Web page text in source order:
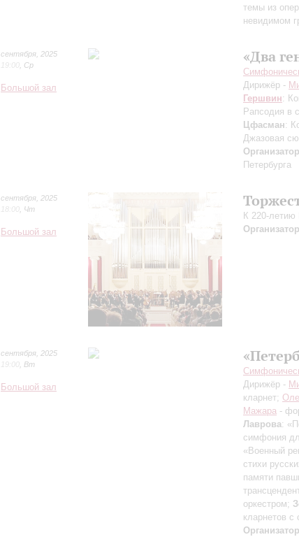
темы из
невидимом
сентября 2025
19:00 Ср
Большой зал
«Два
Дирижёр -
Гершвин:
Рапсодия в
Цфасман:
Джазовая
Петербурга
сентября 2025
18:00 Чт
Большой зал
К 220-летию
сентября 2025
19:00 Вт
Большой зал
Дирижёр -
кларнет;
Мажара -
Лаврова:
симфония
«Военный
стихи
памяти
оркестром;
кларнетов с